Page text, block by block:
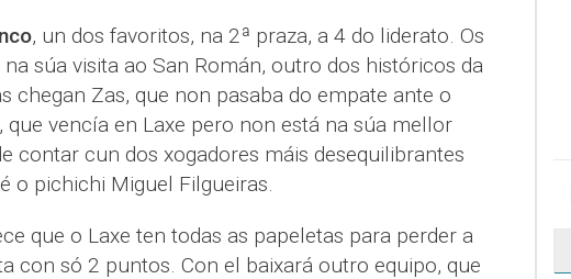
, un dos favoritos, na 2ª praza, a 4 do liderato. Os
súa visita ao San Román, outro dos históricos da
chegan Zas, que non pasaba do empate ante o
que vencía en Laxe pero non está na súa mellor
contar cun dos xogadores máis desequilibrantes
o pichichi Miguel Filgueiras.
que o Laxe ten todas as papeletas para perder a
con só 2 puntos. Con el baixará outro equipo, que